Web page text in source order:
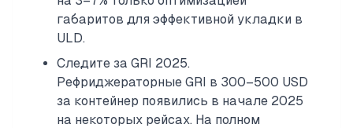
габаритов для эффективной укладки в
ULD.
Следите за GRI 2025.
Рефриджераторные GRI в 300–500 USD
за контейнер появились в начале 2025
на некоторых рейсах. На полном